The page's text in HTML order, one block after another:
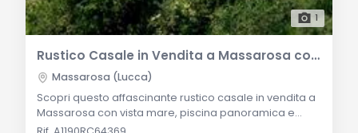
1
Rustico Casale in Vendita a Massarosa con Vista Mare e Piscina
Massarosa (Lucca)
Scopri questo affascinante rustico casale in vendita a
Massarosa con vista mare, piscina panoramica e
spazi interni eleganti. Descrizione Generale: Questo